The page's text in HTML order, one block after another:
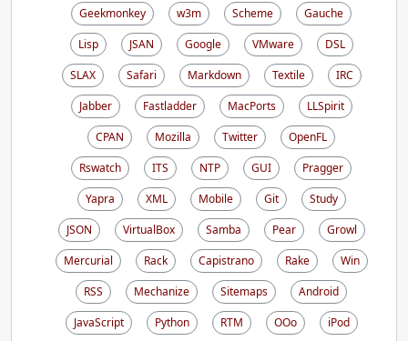
Geekmonkey
w3m Scheme
Gauche
Lisp
JSAN Google VMware
DSL
SLAX
Safari Markdown Textile
IRC
Jabber
Fastladder MacPorts
LLSpirit
CPAN
Mozilla Twitter
OpenFL
Rswatch
ITS NTP GUI
Pragger
Yapra
XML Mobile Git
Study
JSON
VirtualBox Samba Pear
Growl
Mercurial
Rack Capistrano Rake
Win
RSS
Mechanize Sitemaps
Android
JavaScript
Python RTM OOo
iPod